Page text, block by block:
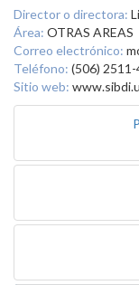
Director o directora:
Área: OTRAS AREAS
Correo electrónico:
Teléfono: (506)
Sitio web: